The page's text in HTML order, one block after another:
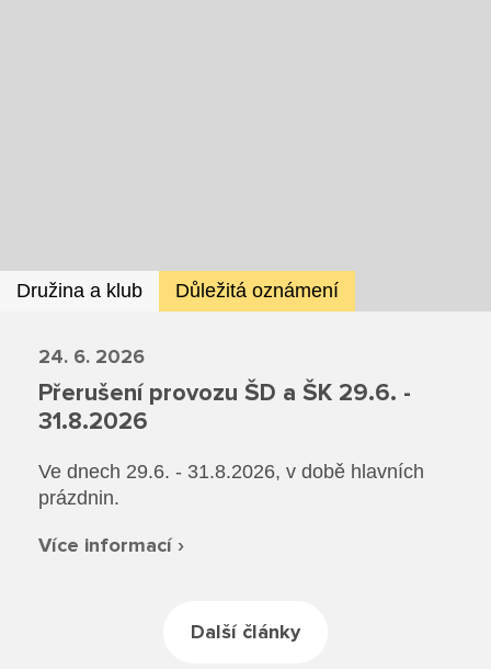
Družina a klub Důležitá oznámení
24. 6. 2026
Přerušení provozu ŠD a ŠK 29.6. -
31.8.2026
Ve dnech 29.6. - 31.8.2026, v době hlavních
prázdnin.
Více informací ›
Další články